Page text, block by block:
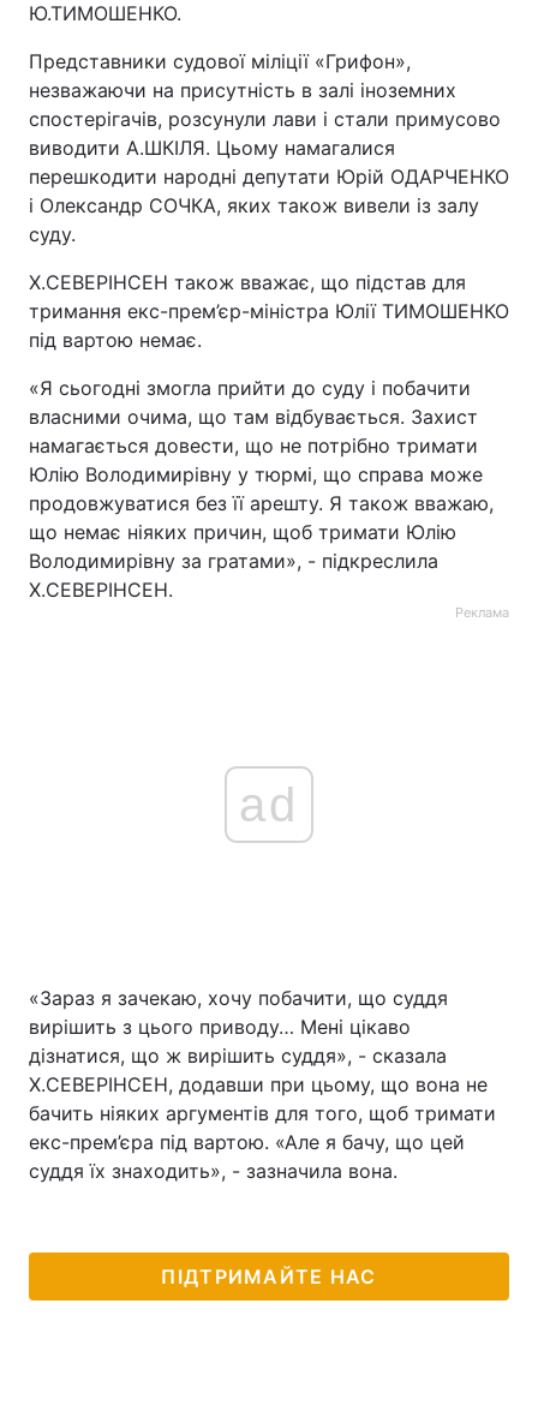
Архів
Контакти
Послуги
Тема оформлення
Ю.ТИМОШЕНКО.
Представники судової міліції «Грифон»,
незважаючи на присутність в залі іноземних
спостерігачів, розсунули лави і стали примусово
виводити А.ШКІЛЯ. Цьому намагалися
перешкодити народні депутати Юрій ОДАРЧЕНКО
і Олександр СОЧКА, яких також вивели із залу
суду.
Х.СЕВЕРІНСЕН також вважає, що підстав для
тримання екс-прем’єр-міністра Юлії ТИМОШЕНКО
під вартою немає.
«Я сьогодні змогла прийти до суду і побачити
власними очима, що там відбувається. Захист
намагається довести, що не потрібно тримати
Юлію Володимирівну у тюрмі, що справа може
продовжуватися без її арешту. Я також вважаю,
що немає ніяких причин, щоб тримати Юлію
Володимирівну за гратами», - підкреслила
Х.СЕВЕРІНСЕН.
Реклама
ad
«Зараз я зачекаю, хочу побачити, що суддя
вирішить з цього приводу… Мені цікаво
дізнатися, що ж вирішить суддя», - сказала
Х.СЕВЕРІНСЕН, додавши при цьому, що вона не
бачить ніяких аргументів для того, щоб тримати
екс-прем’єра під вартою. «Але я бачу, що цей
суддя їх знаходить», - зазначила вона.
ПІДТРИМАЙТЕ НАС